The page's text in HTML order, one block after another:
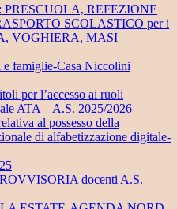
PRESCUOLA, REFEZIONE
SCOLASTICO per i
VOGHIERA, MASI
famiglie-Casa Niccolini
per l’accesso ai ruoli
ATA – A.S. 2025/2026
al possesso della
di alfabetizzazione digitale-
docenti A.S.